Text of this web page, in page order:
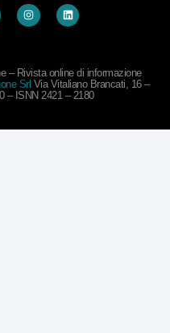
– Rivista online di informazione
Srl Via Vitaliano Brancati, 16 –
– ISNN 2421 – 2180